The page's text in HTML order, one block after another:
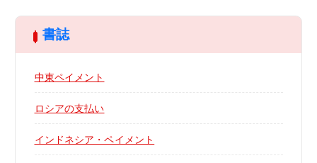
書誌
中東ペイメント
ロシアの支払い
インドネシア・ペイメント